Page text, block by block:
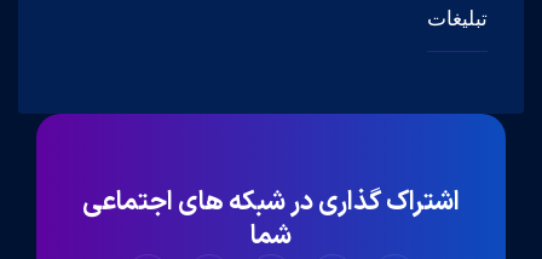
تبلیغات
اشتراک گذاری در شبکه های اجتماعی
شما